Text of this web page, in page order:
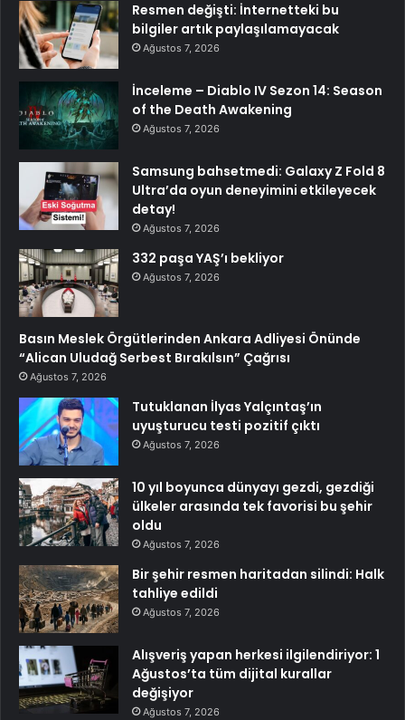
Resmen değişti: İnternetteki bu
bilgiler artık paylaşılamayacak
Ağustos 7, 2026
İnceleme – Diablo IV Sezon 14: Season
of the Death Awakening
Ağustos 7, 2026
Samsung bahsetmedi: Galaxy Z Fold 8
Ultra’da oyun deneyimini etkileyecek
detay!
Ağustos 7, 2026
332 paşa YAŞ’ı bekliyor
Ağustos 7, 2026
Basın Meslek Örgütlerinden Ankara Adliyesi Önünde
“Alican Uludağ Serbest Bırakılsın” Çağrısı
Ağustos 7, 2026
Tutuklanan İlyas Yalçıntaş’ın
uyuşturucu testi pozitif çıktı
Ağustos 7, 2026
10 yıl boyunca dünyayı gezdi, gezdiği
ülkeler arasında tek favorisi bu şehir
oldu
Ağustos 7, 2026
Bir şehir resmen haritadan silindi: Halk
tahliye edildi
Ağustos 7, 2026
Alışveriş yapan herkesi ilgilendiriyor: 1
Ağustos’ta tüm dijital kurallar
değişiyor
Ağustos 7, 2026